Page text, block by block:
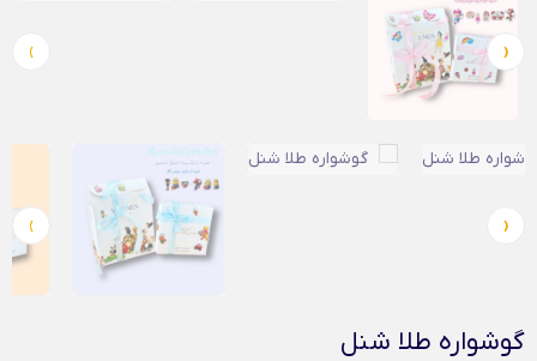
‹
›
‹
›
گوشواره طلا شنل